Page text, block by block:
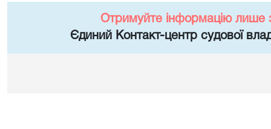
Отримуйте інформацію лише
Єдиний Контакт-центр судової